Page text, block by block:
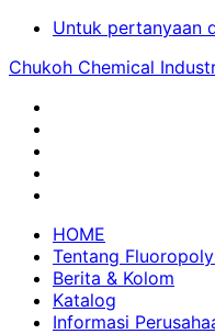
Untuk pertanyaan
Chukoh Chemical
HOME
Tentang
Berita & Kolom
Katalog
Informasi